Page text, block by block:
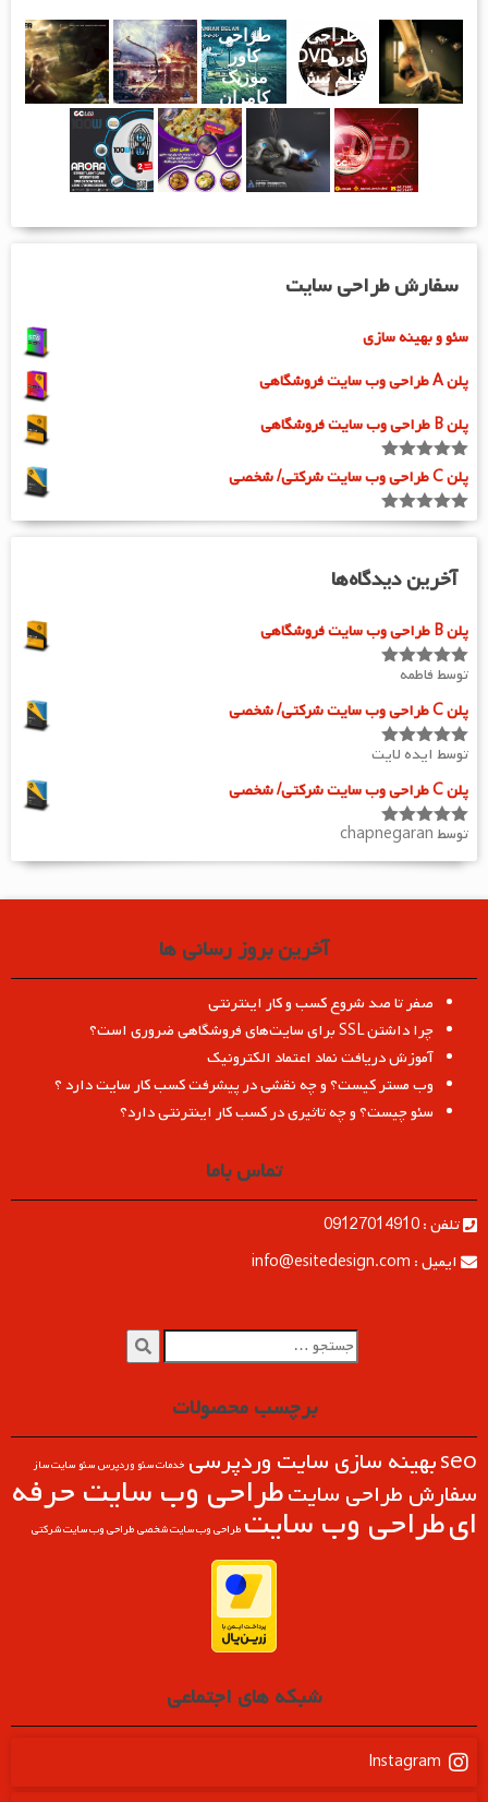
طراحی
کاور DVD
فیلم نبش
خیابان
دوم
طراحی
کاور
موزیک
کامران
دلان -
بارون
سفارش طراحی سایت
سئو و بهینه سازی
پلن A طراحی وب سایت فروشگاهی
پلن B طراحی وب سایت فروشگاهی
امتیاز5.00
از 5
پلن C طراحی وب سایت شرکتی/ شخصی
امتیاز5.00
آخرین دیدگاه‌ها
پلن B طراحی وب سایت فروشگاهی
امتیاز5از
توسط فاطمه
پلن C طراحی وب سایت شرکتی/ شخصی
امتیاز5از
توسط ایده لایت
پلن C طراحی وب سایت شرکتی/ شخصی
امتیاز5 از
توسط chapnegaran
آخرین بروز رسانی ها
صفر تا صد شروع کسب و کار اینترنتی
چرا داشتن SSL برای سایت‌های فروشگاهی ضروری است؟
آموزش دریافت نماد اعتماد الکترونیک
وب مستر کیست؟ و چه نقشی در پیشرفت کسب کار سایت دارد ؟
سئو چیست؟ و چه تاثیری در کسب کار اینترنتی دارد؟
تماس باما
تلفن : 09127014910
ایمیل : info@esitedesign.com
برچسب محصولات
seoبهینه سازی سایت وردپرسی خدمات سئو وردپرسسئوسایت ساز
سفارش طراحی سایتطراحی وب سايت حرفه
ایطراحی وب سایت طراحی وب سایت شخصیطراحی وب سایت شرکتی
شبکه های اجتماعی